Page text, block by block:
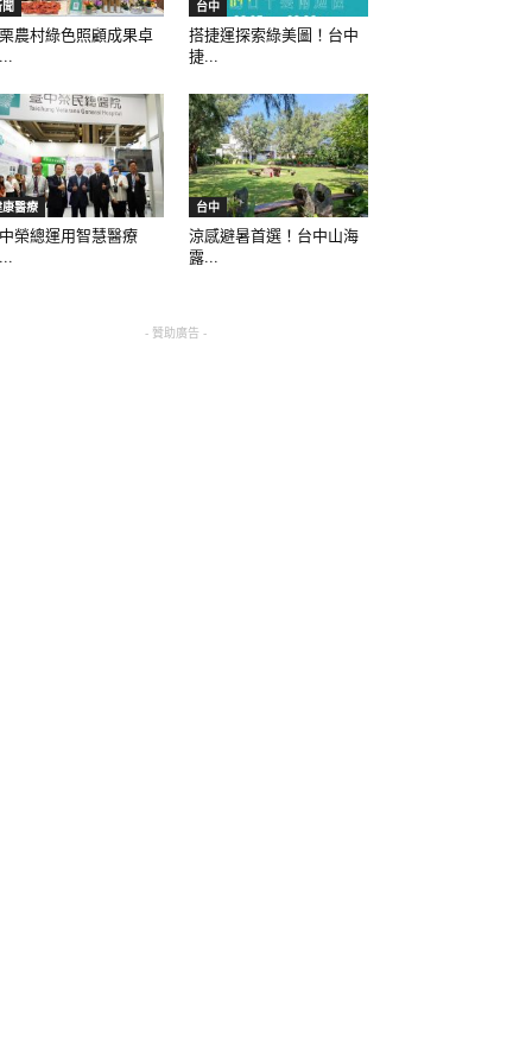
農村綠色照顧成果卓
台中
搭捷運探索綠美圖！台中
捷...
醫療
榮總運用智慧醫療
台中
涼感避暑首選！台中山海
露...
- 贊助廣告 -